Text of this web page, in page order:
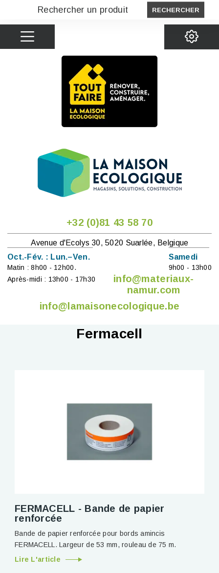
RECHERCHER
+32 (0)81 43 58 70
Avenue d'Ecolys 30, 5020 Suarlée, Belgique
Oct.-Fév. : Lun.–Ven.
Matin : 8h00 - 12h00.
Après-midi : 13h00 - 17h30
Samedi
9h00 - 13h00
info@materiaux-
namur.com
info@lamaisonecologique.be
Fermacell
FERMACELL - Bande de papier
renforcée
Bande de papier renforcée pour bords amincis
FERMACELL. Largeur de 53 mm, rouleau de 75 m.
Lire L'article